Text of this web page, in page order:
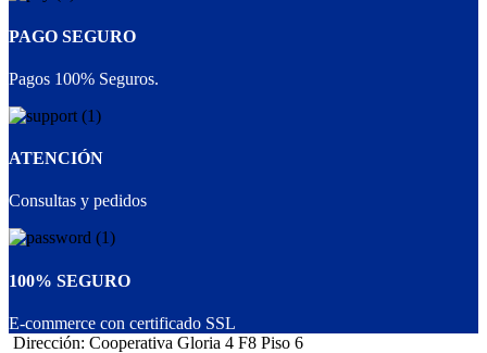
PAGO SEGURO
Pagos 100% Seguros.
ATENCIÓN
Consultas y pedidos
100% SEGURO
E-commerce con certificado SSL
Dirección: Cooperativa Gloria 4 F8 Piso 6